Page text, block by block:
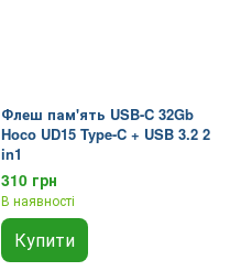
Флеш пам'ять USB-C 32Gb
Hoco UD15 Type-C + USB 3.2 2
in1
310 грн
В наявності
Купити